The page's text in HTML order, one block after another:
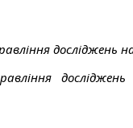
досліджень